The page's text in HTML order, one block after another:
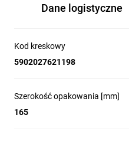
Dane logistyczne
Kod kreskowy
5902027621198
Szerokość opakowania [mm]
165